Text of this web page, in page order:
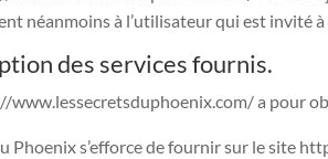
néanmoins à l’utilisateur qui est invité
des services fournis.
www.lessecretsduphoenix.com/a pour
Phoenix s’efforce de fournir sur le site